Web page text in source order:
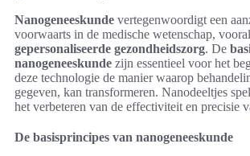
Nanogeneeskunde vertegenwoordigt een
voorwaarts in de medische wetenschap,
gepersonaliseerde gezondheidszorg. De
nanogeneeskunde zijn essentieel voor het
deze technologie de manier waarop
gegeven, kan transformeren. Nanodeeltjes
het verbeteren van de effectiviteit en precisie
De basisprincipes van nanogeneeskunde